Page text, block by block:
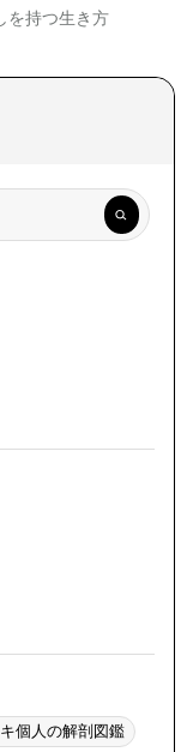
を持つ生き方
個人の解剖図鑑